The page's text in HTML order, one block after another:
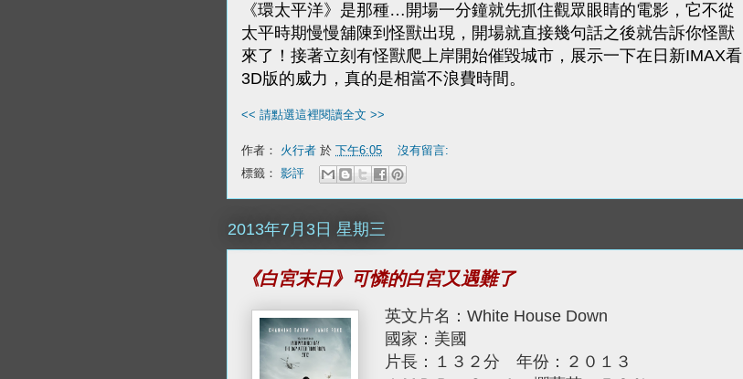
《環太平洋》是那種…開場一分鐘就先抓住觀眾眼睛的電影，它不從
太平時期慢慢舖陳到怪獸出現，開場就直接幾句話之後就告訴你怪獸
來了！接著立刻有怪獸爬上岸開始催毀城市，展示一下在日新IMAX看
3D版的威力，真的是相當不浪費時間。
<< 請點選這裡閱讀全文 >>
作者： 火行者 於 下午6:05
沒有留言:
標籤： 影評
2013年7月3日 星期三
《白宮末日》可憐的白宮又遇難了
英文片名：White House Down
國家：美國
片長：１３２分 年份：２０１３